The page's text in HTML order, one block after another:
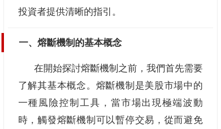
投資者提供清晰的指引。
一、熔斷機制的基本概念
在開始探討熔斷機制之前，我們首先需要
了解其基本概念。熔斷機制是美股市場中的
一種風險控制工具，當市場出現極端波動
時，觸發熔斷機制可以暫停交易，從而避免